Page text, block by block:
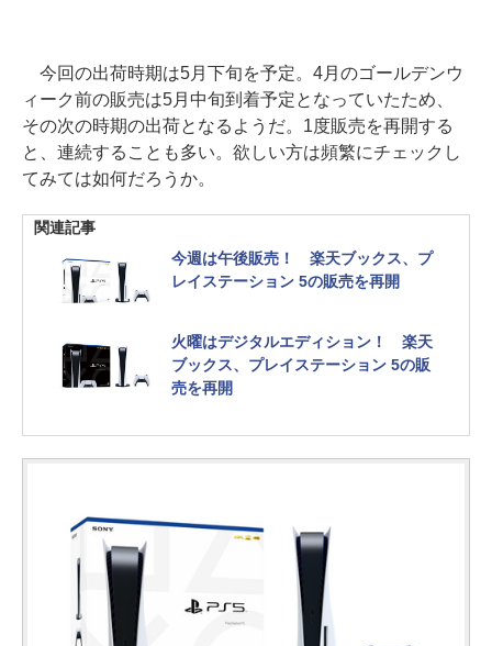
今回の出荷時期は5月下旬を予定。4月のゴールデンウ
ィーク前の販売は5月中旬到着予定となっていたため、
その次の時期の出荷となるようだ。1度販売を再開する
と、連続することも多い。欲しい方は頻繁にチェックし
てみては如何だろうか。
関連記事
今週は午後販売！ 楽天ブックス、プ
レイステーション 5の販売を再開
火曜はデジタルエディション！ 楽天
ブックス、プレイステーション 5の販
売を再開